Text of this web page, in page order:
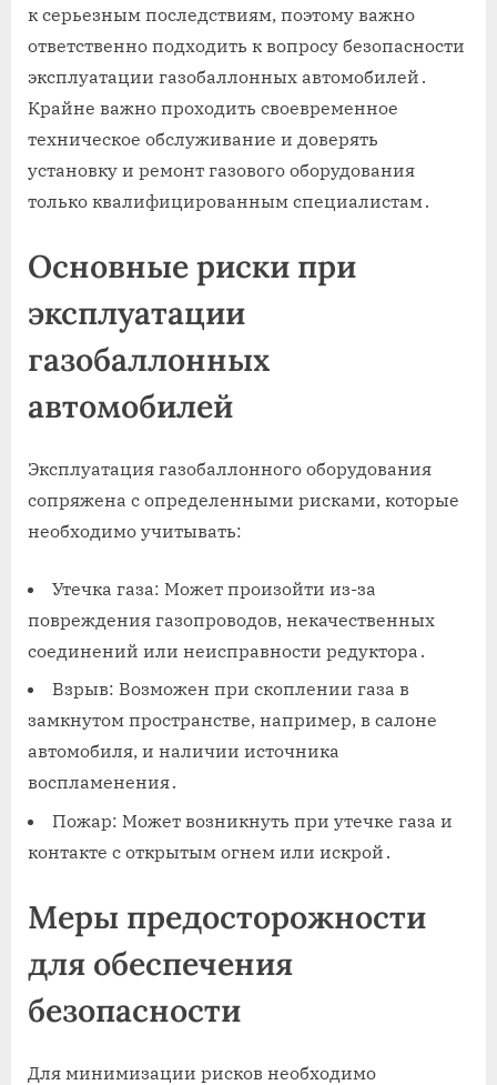
к серьезным последствиям, поэтому важно
ответственно подходить к вопросу безопасности
эксплуатации газобаллонных автомобилей․
Крайне важно проходить своевременное
техническое обслуживание и доверять
установку и ремонт газового оборудования
только квалифицированным специалистам․
Основные риски при
эксплуатации
газобаллонных
автомобилей
Эксплуатация газобаллонного оборудования
сопряжена с определенными рисками, которые
необходимо учитывать:
Утечка газа: Может произойти из-за
повреждения газопроводов, некачественных
соединений или неисправности редуктора․
Взрыв: Возможен при скоплении газа в
замкнутом пространстве, например, в салоне
автомобиля, и наличии источника
воспламенения․
Пожар: Может возникнуть при утечке газа и
контакте с открытым огнем или искрой․
Меры предосторожности
для обеспечения
безопасности
Для минимизации рисков необходимо